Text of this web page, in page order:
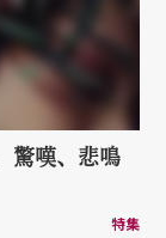
驚嘆、悲鳴
特集